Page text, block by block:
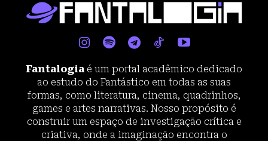
Fantalogia é um portal acadêmico dedicado
ao estudo do Fantástico em todas as suas
formas, como literatura, cinema, quadrinhos,
games e artes narrativas. Nosso propósito é
construir um espaço de investigação crítica e
criativa, onde a imaginação encontra o